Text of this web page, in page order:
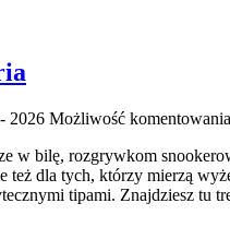
2026 Możliwość komentowania
w bilę, rozgrywkom
też dla tych, którzy mierzą
tipami. Znajdziesz tu